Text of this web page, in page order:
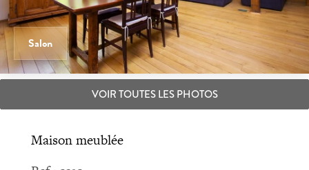
Salon
VOIR TOUTES LES PHOTOS
Maison meublée